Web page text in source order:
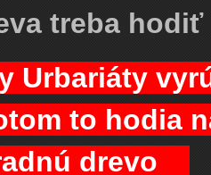
treba hodiť
Urbariáty
to hodia
drevo